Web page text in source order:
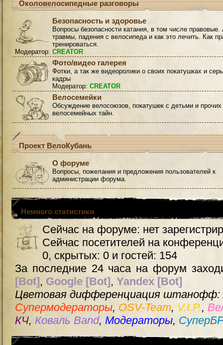
Околовелосипедные разговоры
Безопасность и здоровье
Вопросы безопасности катания, в том числе правовые.
травмы, падения с велосипеда и как это лечить. Как
тренироваться.
Модератор: CREATOR
Фото/видео галерея
Фотки, а так же видеоролики о своих покатушках и
кадры
Модератор: CREATOR
Велосемейки
Обсуждение велосоюзов, покатушек с детьми и прочих
велосемейных тайн.
Проект ВелоКубань
О форуме
Вопросы, пожелания и предложения пользователей к
администрации форума.
Немного статистики
Сейчас на форуме: нет
Сейчас посетителей на
0, скрытых: 0 и гостей: 154
За последние 24 часа на форум
[Bot], Google [Bot], Yandex [Bot]
Цветовая дифференциация штанофф:
Супермодераторы, OSV-Team, V.I.P.,
КЧ, Коваль Band, Модераторы,